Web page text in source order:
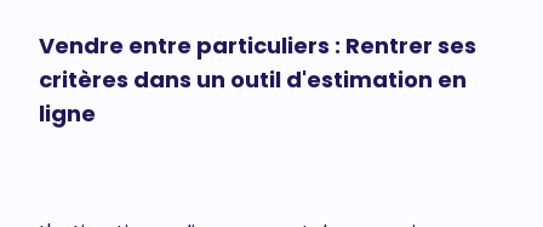
Vendre entre particuliers : Rentrer ses
critères dans un outil d'estimation en
ligne